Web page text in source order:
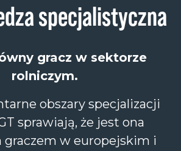
specjalistyczna
gracz w sektorze
rolniczym.
obszary specjalizacji
sprawiają, że jest ona
graczem w europejskim i